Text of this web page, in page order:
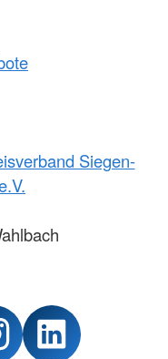
Siegen-